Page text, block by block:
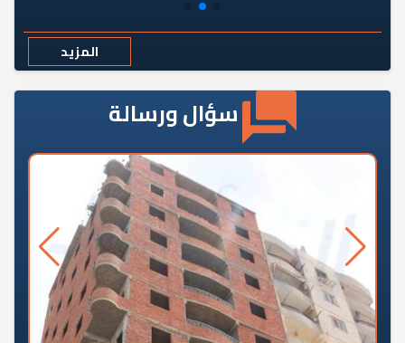
المزيد
سؤال ورسالة